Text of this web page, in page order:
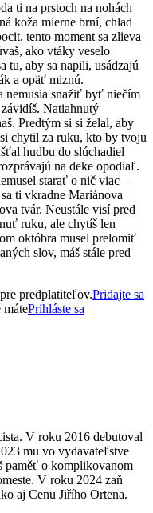
ti na prstoch na nohách
koža mierne brní, chlad
tento moment sa zlieva
ako vtáky veselo
tu, aby sa napili, usádzajú
a opäť miznú.
nemusia snažiť byť niečím
Natiahnutý
Predtým si si želal, aby
chytil za ruku, kto by tvoju
hudbu do slúchadiel
na deke opodiaľ.
starať o nič viac –
ti vkradne Mariánova
tvár. Neustále visí pred
ruku, ale chytíš len
októbra musel prelomiť
slov, máš stále pred
predplatiteľov.Pridajte sa
mátePrihláste sa
V roku 2016 debutoval
mu vo vydavateľstve
paměť o komplikovanom
V roku 2024 zaň
aj Cenu Jiřího Ortena.